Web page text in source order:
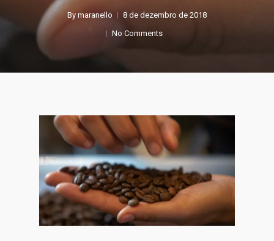
By maranello
8 de dezembro de 2018
No Comments